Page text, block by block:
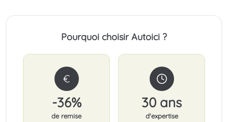
Pourquoi choisir Autoici ?
€
-36%
de remise
30 ans
d'expertise